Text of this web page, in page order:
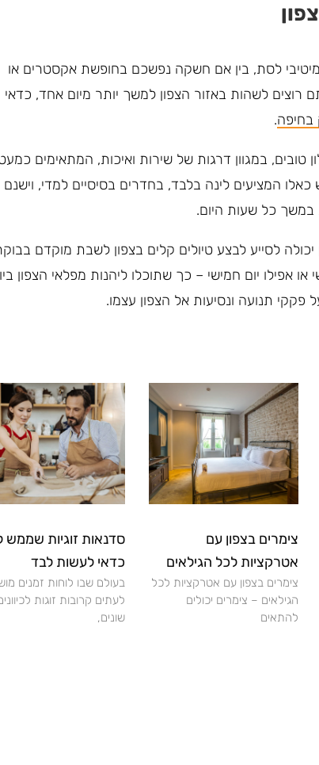
לסת, בין אם חשקה נפשכם בחופשת אקסטרים או
רוצים לשהות באזור הצפון למשך יותר מיום אחד, כדאי
בחיפה.
טובים, במגוון דרגות של שירות ואיכות, המתאימים
המציעים לינה בלבד, בחדרים בסיסיים למדי, וישנם
במשך כל שעות היום.
יכולה לסייע לבצע טיולים קלים בצפון לשבת מוקדם
אפילו יום חמישי – כך שתוכלו ליהנות מפלאי הצפון
פקקי תנועה ונסיעות אל הצפון עצמו.
צימרים בצפון עם
אטרקציות לכל הגילאים
צימרים בצפון עם אטרקציות לכל
הגילאים – צימרים יכולים
להתאים
סדנאות זוגיות שממש
כדאי לעשות לבד
בעולם שבו לוחות זמנים
לעתים קרובות זוגות
שונים,